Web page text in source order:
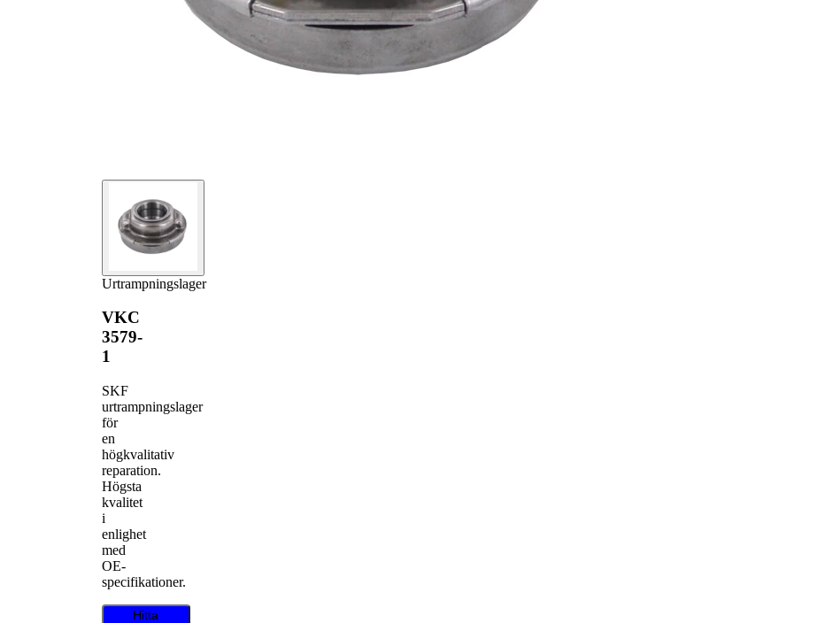
Urtrampningslager
VKC
3579-
1
SKF
urtrampningslager
för
en
högkvalitativ
reparation.
Högsta
kvalitet
i
enlighet
med
OE-
specifikationer.
Hitta